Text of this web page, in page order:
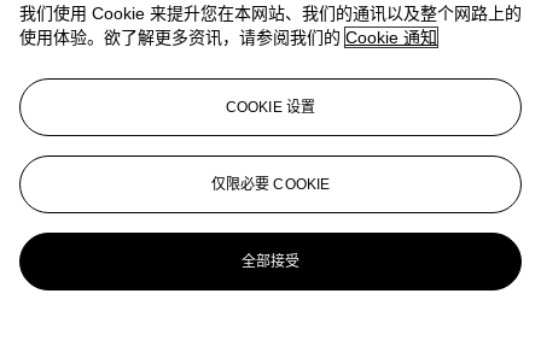
我们使用 Cookie 来提升您在本网站、我们的通讯以及整个网路上的
使用体验。欲了解更多资讯，请参阅我们的 Cookie 通知
COOKIE 设置
仅限必要 COOKIE
全部接受